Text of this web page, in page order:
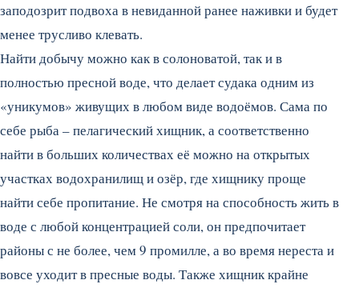
заподозрит подвоха в невиданной ранее наживки и будет
менее трусливо клевать.
Найти добычу можно как в солоноватой, так и в
полностью пресной воде, что делает судака одним из
«уникумов» живущих в любом виде водоёмов. Сама по
себе рыба – пелагический хищник, а соответственно
найти в больших количествах её можно на открытых
участках водохранилищ и озёр, где хищнику проще
найти себе пропитание. Не смотря на способность жить в
воде с любой концентрацией соли, он предпочитает
районы с не более, чем 9 промилле, а во время нереста и
вовсе уходит в пресные воды. Также хищник крайне